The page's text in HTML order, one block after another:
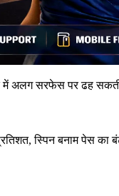
सरफेस पर ढह सकती
स्पिन बनाम पेस